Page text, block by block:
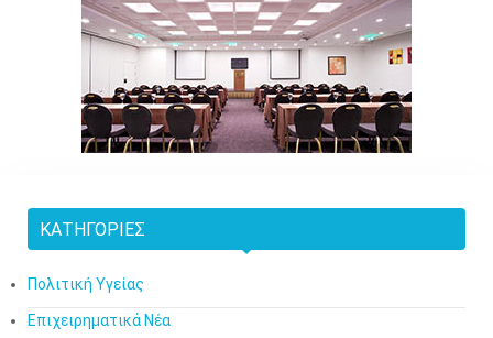
ΚΑΤΗΓΟΡΊΕΣ
Πολιτική Υγείας
Επιχειρηματικά Νέα